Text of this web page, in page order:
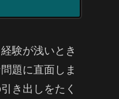
験が浅いとき
題に直面しま
き出しをたく